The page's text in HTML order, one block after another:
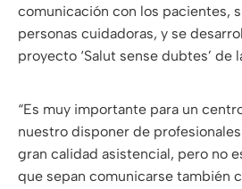
comunicación con los pacientes,
personas cuidadoras, y se
proyecto ‘Salut sense dubtes’ de
“Es muy importante para un
nuestro disponer de
gran calidad asistencial, pero no
que sepan comunicarse también